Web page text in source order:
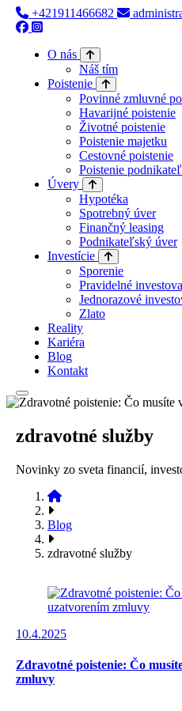
+421911466682
O nás
Náš tím
Poistenie
Povinné zmluvné
Havarijné poistenie
Životné poistenie
Poistenie majetku
Cestovné poistenie
Poistenie
Úvery
Hypotéka
Spotrebný úver
Finančný leasing
Podnikateľský úver
Investície
Sporenie
Pravidelné
Jednorazové
Zlato
Reality
Kariéra
Blog
Kontakt
zdravotné služby
Novinky zo sveta financií,
Blog
zdravotné služby
10.4.2025
Zdravotné poistenie: Čo
zmluvy